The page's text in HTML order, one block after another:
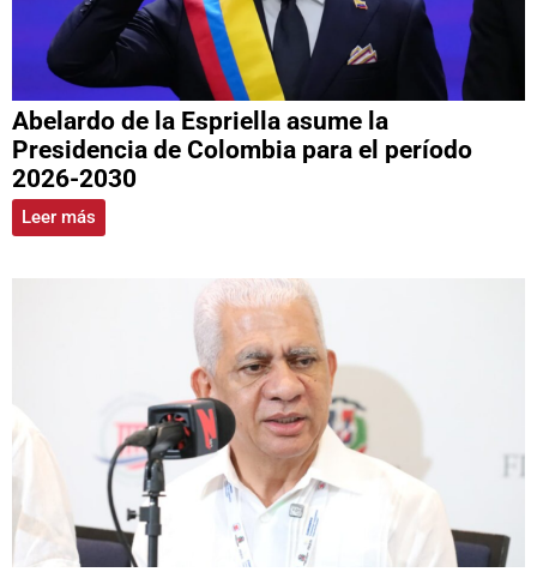
Abelardo de la Espriella asume la
Presidencia de Colombia para el período
2026-2030
Leer más